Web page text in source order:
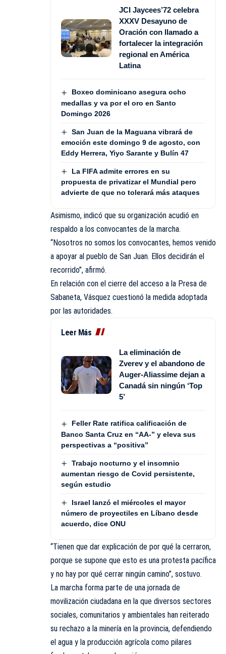
JCI Jaycees’72 celebra
XXXV Desayuno de
Oración con llamado a
fortalecer la integración
regional en América
Latina
Boxeo dominicano asegura ocho
medallas y va por el oro en Santo
Domingo 2026
San Juan de la Maguana vibrará de
emoción este domingo 9 de agosto, con
Eddy Herrera, Yiyo Sarante y Bulín 47
La FIFA admite errores en su
propuesta de privatizar el Mundial pero
advierte de que no tolerará más ataques
Asimismo, indicó que su organización acudió en
respaldo a los convocantes de la marcha.
“Nosotros no somos los convocantes, hemos venido
a apoyar al pueblo de San Juan. Ellos decidirán el
recorrido”, afirmó.
En relación con el cierre del acceso a la Presa de
Sabaneta, Vásquez cuestionó la medida adoptada
por las autoridades.
Leer Más
La eliminación de
Zverev y el abandono de
Auger-Aliassime dejan a
Canadá sin ningún ‘Top
5’
Feller Rate ratifica calificación de
Banco Santa Cruz en “AA-” y eleva sus
perspectivas a “positiva”
Trabajo nocturno y el insomnio
aumentan riesgo de Covid persistente,
según estudio
Israel lanzó el miércoles el mayor
número de proyectiles en Líbano desde
acuerdo, dice ONU
“Tienen que dar explicación de por qué la cerraron,
porque se supone que esto es una protesta pacífica
y no hay por qué cerrar ningún camino”, sostuvo.
La marcha forma parte de una jornada de
movilización ciudadana en la que diversos sectores
sociales, comunitarios y ambientales han reiterado
su rechazo a la minería en la provincia, defendiendo
el agua y la producción agrícola como pilares